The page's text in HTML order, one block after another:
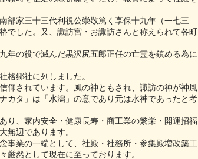
家三十三代利視公崇敬篤く享保十九年（一七三
でした。又、諏訪宮・お諏訪さんと称えられて各町
の役で滅んだ黒沢尻五郎正任の亡霊を鎮める為に
郷社に列しました。
されています。風の神ともされ、諏訪の神が神風
カタ」は「水潟」の意であり元は水神であったと考
、家内安全・健康長寿・商工業の繁栄・開運招福
無辺であります。
業の一端として、社殿・社務所・参集殿増改築工
然として現在に至っております。